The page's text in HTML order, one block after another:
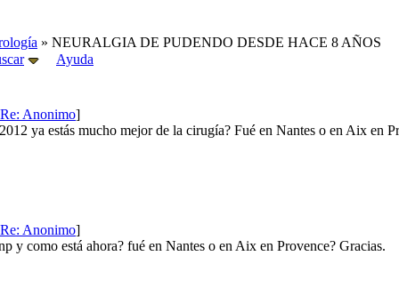
» NEURALGIA DE PUDENDO DESDE HACE 8 AÑOS
Ayuda
Re: Anonimo]
ya estás mucho mejor de la cirugía? Fué en Nantes o en Aix en
Re: Anonimo]
y como está ahora? fué en Nantes o en Aix en Provence? Gracias.